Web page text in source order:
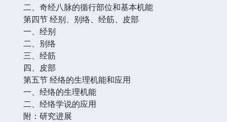
二、奇经八脉的循行部位和基本机能
第四节 经别、别络、经筋、皮部
一、经别
二、别络
三、经筋
四、皮部
第五节 经络的生理机能和应用
一、经络的生理机能
二、经络学说的应用
附：研究进展